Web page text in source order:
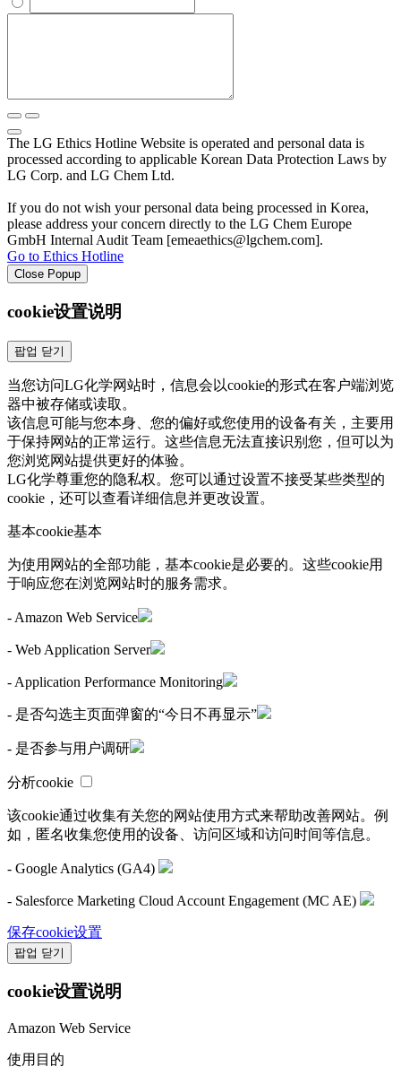
The LG Ethics Hotline Website is operated and personal data is
processed according to applicable Korean Data Protection Laws by
LG Corp. and LG Chem Ltd.
If you do not wish your personal data being processed in Korea,
please address your concern directly to the LG Chem Europe
GmbH Internal Audit Team [emeaethics@lgchem.com].
Go to Ethics Hotline
Close Popup
cookie设置说明
팝업 닫기
当您访问LG化学网站时，信息会以cookie的形式在客户端浏览
器中被存储或读取。
该信息可能与您本身、您的偏好或您使用的设备有关，主要用
于保持网站的正常运行。这些信息无法直接识别您，但可以为
您浏览网站提供更好的体验。
LG化学尊重您的隐私权。您可以通过设置不接受某些类型的
cookie，还可以查看详细信息并更改设置。
基本cookie基本
为使用网站的全部功能，基本cookie是必要的。这些cookie用
于响应您在浏览网站时的服务需求。
- Amazon Web Service
- Web Application Server
- Application Performance Monitoring
- 是否勾选主页面弹窗的“今日不再显示”
- 是否参与用户调研
分析cookie
该cookie通过收集有关您的网站使用方式来帮助改善网站。例
如，匿名收集您使用的设备、访问区域和访问时间等信息。
- Google Analytics (GA4)
- Salesforce Marketing Cloud Account Engagement (MC AE)
保存cookie设置
팝업 닫기
cookie设置说明
Amazon Web Service
使用目的